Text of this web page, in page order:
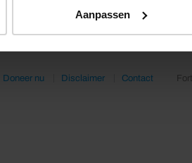
Aanpassen
Doneer nu Disclaimer Contact